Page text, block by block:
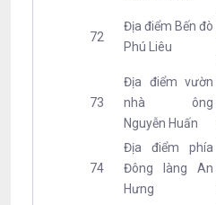
72
Địa điểm Bến đò
Phú Liêu
73
Địa điểm vườn
nhà ông
Nguyễn Huấn
74
Địa điểm phía
Đông làng An
Hưng